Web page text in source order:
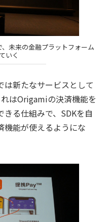
未来の金融プラットフォーム
いく
新たなサービスとして
れはOrigamiの決済機能を
る仕組みで、SDKを自
機能が使えるようにな